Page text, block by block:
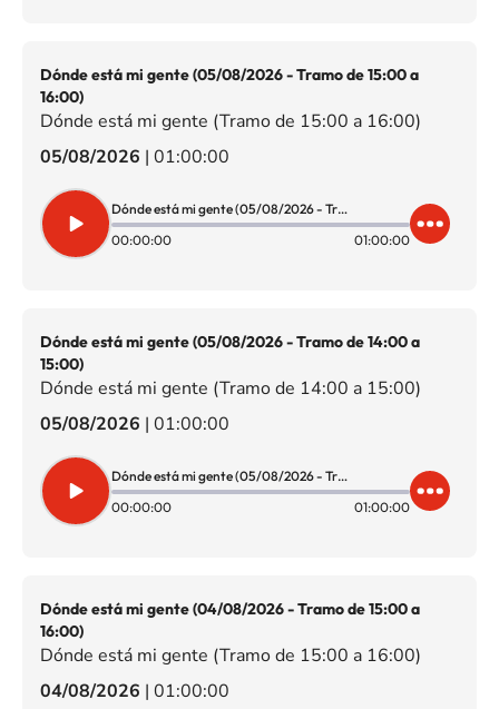
Dónde está mi gente (05/08/2026 - Tramo de 15:00 a
16:00)
Dónde está mi gente (Tramo de 15:00 a 16:00)
05/08/2026 | 01:00:00
Dónde está mi gente (05/08/2026 - Tramo de 15:00 a 16:00)
00:00:00
01:00:00
Dónde está mi gente (05/08/2026 - Tramo de 14:00 a
15:00)
Dónde está mi gente (Tramo de 14:00 a 15:00)
05/08/2026 | 01:00:00
Dónde está mi gente (05/08/2026 - Tramo de 14:00 a 15:00)
00:00:00
01:00:00
Dónde está mi gente (04/08/2026 - Tramo de 15:00 a
16:00)
Dónde está mi gente (Tramo de 15:00 a 16:00)
04/08/2026 | 01:00:00